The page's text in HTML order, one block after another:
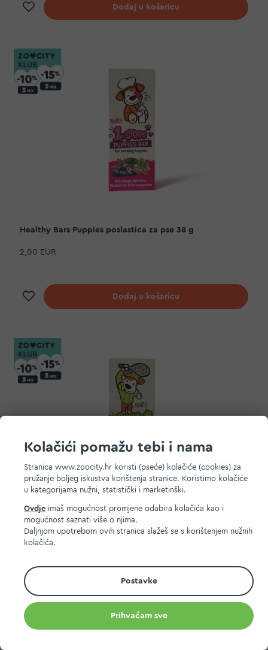
Kolačići pomažu tebi i nama
Stranica www.zoocity.hr koristi (pseće) kolačiće (cookies) za
pružanje boljeg iskustva korištenja stranice. Koristimo kolačiće
u kategorijama nužni, statistički i marketinški.
Ovdje imaš mogućnost promjene odabira kolačića kao i
mogućnost saznati više o njima.
Daljnjom upotrebom ovih stranica slažeš se s korištenjem nužnih
kolačića.
Postavke
Prihvaćam sve
Dodaj na listu želja
Dodaj u košaricu
Healthy Bars Puppies poslastica za pse 38 g
2,00 EUR
Dodaj na listu želja
Dodaj u košaricu
Healthy Bars Recovery poslastica za pse 38 g
2,00 EUR
Dodaj na listu želja
Dodaj u košaricu